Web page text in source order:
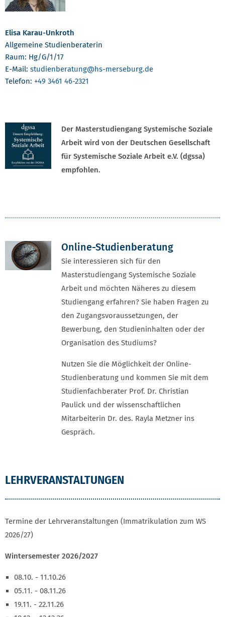
Elisa Karau-Unkroth
Allgemeine Studienberaterin
Raum: Hg/G/1/17
E-Mail: studienberatung@hs-merseburg.de
Telefon: +49 3461 46-2321
­Der Masterstudiengang Systemische Soziale
Arbeit wird von der Deutschen Gesellschaft
für Systemische Soziale Arbeit e.V. (dgssa)
empfohlen.
Online-Studienberatung
Sie interessieren sich für den
Masterstudiengang Systemische Soziale
Arbeit und möchten Näheres zu diesem
Studiengang erfahren? Sie haben Fragen zu
den Zugangsvoraussetzungen, der
Bewerbung, den Studieninhalten oder der
Organisation des Studiums?
Nutzen Sie die Möglichkeit der Online-
Studienberatung und kommen Sie mit dem
Studienfachberater Prof. Dr. Christian
Paulick und der wissenschaftlichen
Mitarbeiterin Dr. des. Rayla Metzner ins
Gespräch.
LEHRVERANSTALTUNGEN
Termine der Lehrveranstaltungen (Immatrikulation zum WS
2026/27)
Wintersemester 2026/2027
08.10. - 11.10.26
05.11. - 08.11.26
19.11. - 22.11.26